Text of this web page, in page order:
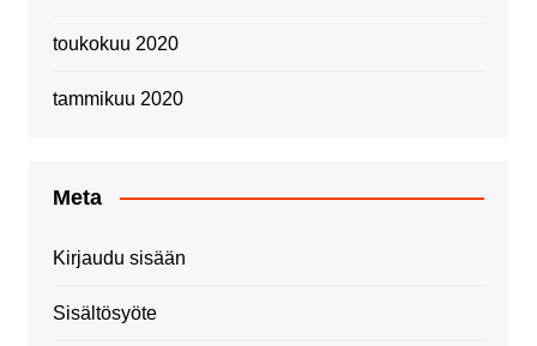
toukokuu 2020
tammikuu 2020
Meta
Kirjaudu sisään
Sisältösyöte